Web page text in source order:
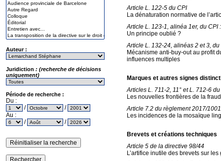
Auteur :
Juridiction : (recherche de décisions
uniquement)
Période de recherche :
Du :
/
/
Au :
/
/
Article L. 122-5 du CPI
La dénaturation normative de
Article L. 123-1, alinéa 1er, du CPI :
Un principe oublié ?
Article L. 132-24, alinéas 2 et 3, du
Mécanisme anti-buy-out au profit
influences multiples
Marques et autres signes
Articles L. 711-2, 11° et L. 712-6
Les nouvelles frontières de la
Article 7.2 du règlement 2017/
Les incidences de la mosaïque
Brevets et créations techniques
Article 5 de la directive 98/44
L’artifice inutile des brevets sur